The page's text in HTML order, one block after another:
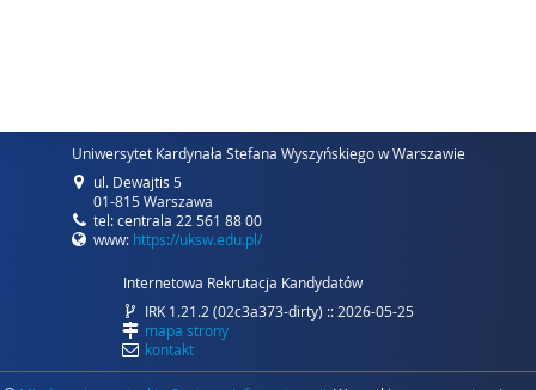
Uniwersytet Kardynała Stefana Wyszyńskiego w Warszawie
ul. Dewajtis 5
01-815 Warszawa
tel: centrala 22 561 88 00
www: https://uksw.edu.pl/
Internetowa Rekrutacja Kandydatów
IRK 1.21.2 (02c3a373-dirty) :: 2026-05-25
mapa strony
kontakt